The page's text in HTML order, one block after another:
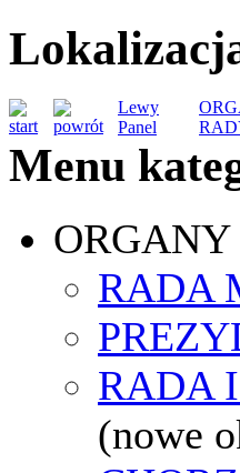
Lewy
Panel
Menu
RADA
RADA
(nowe